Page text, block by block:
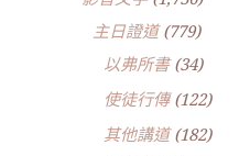
主日證道(779)
以弗所書(34)
使徒行傳(122)
其他講道(182)